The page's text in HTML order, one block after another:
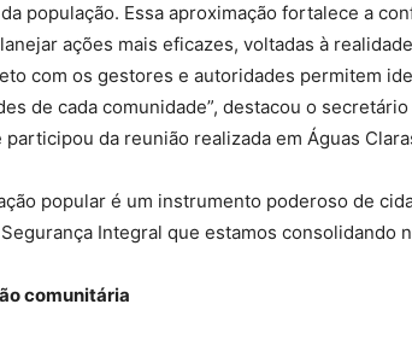
população. Essa aproximação fortalece a
ações mais eficazes, voltadas à
com os gestores e autoridades permitem
de cada comunidade”, destacou o
participou da reunião realizada em Águas
popular é um instrumento poderoso de
Integral que estamos consolidando
comunitária